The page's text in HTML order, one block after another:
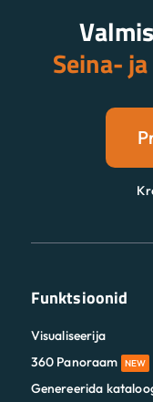
Seina-
Funktsioonid
Visualiseerija
360 Panoraam
NEW
Genereerida